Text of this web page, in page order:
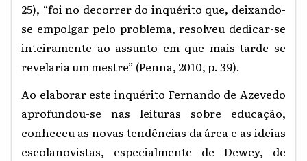
25), “foi no decorrer do inquérito que, deixando-
se empolgar pelo problema, resolveu dedicar-se
inteiramente ao assunto em que mais tarde se
revelaria um mestre” (Penna, 2010, p. 39).
Ao elaborar este inquérito Fernando de Azevedo
aprofundou-se nas leituras sobre educação,
conheceu as novas tendências da área e as ideias
escolanovistas, especialmente de Dewey, de